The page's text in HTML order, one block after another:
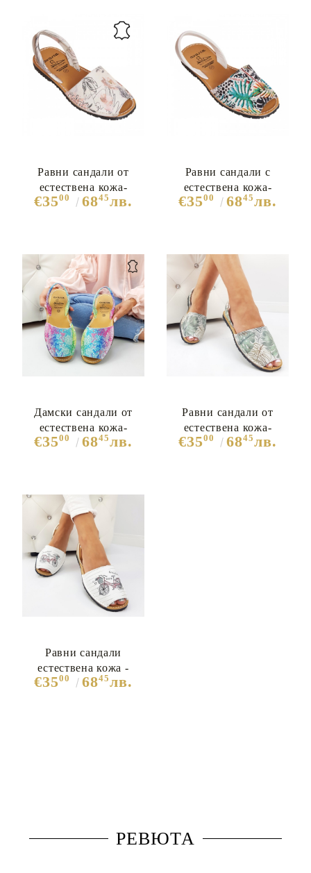
Равни сандали от
естествена кожа-
Sophia Mhite 7309
€3500 6845лв.
Равни сандали с
естествена кожа-
Monika 7308
€3500 6845лв.
Дамски сандали от
естествена кожа-
Catrina Multicolor 5364
€3500 6845лв.
Равни сандали от
естествена кожа-
Sophia Multicolor 7341
€3500 6845лв.
Равни сандали
естествена кожа -
Briana White
€3500 6845лв.
РЕВЮТА